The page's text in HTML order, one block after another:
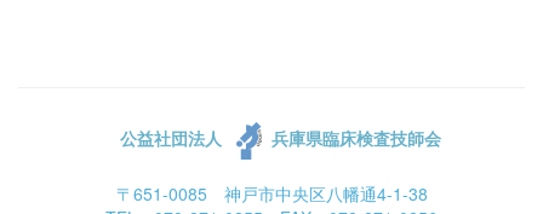
公益社団法人 兵庫県臨床検査技師会
〒651-0085 神戸市中央区八幡通4-1-38